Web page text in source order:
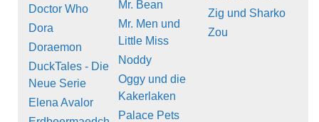
Doctor Who
Dora
Doraemon
DuckTales - Die
Neue Serie
Elena Avalor
Mr. Bean
Mr. Men und
Little Miss
Noddy
Oggy und die
Kakerlaken
Palace Pets
Zig und Sharko
Zou